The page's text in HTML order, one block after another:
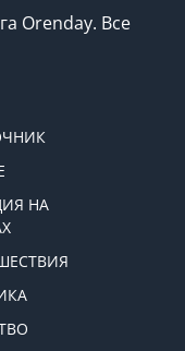
Orenday. Все
НА